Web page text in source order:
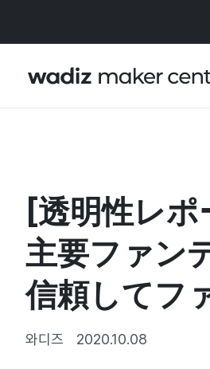
マイワディズ
重要なお知らせ
[透明性レ
主要ファン
信頼してフ
와디즈 2020.10.08